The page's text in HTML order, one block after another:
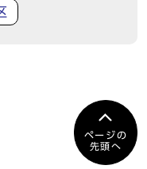
ページの
先頭へ